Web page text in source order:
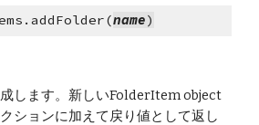
name)
します。新しいFolderItem object
ションに加えて戻り値として返し